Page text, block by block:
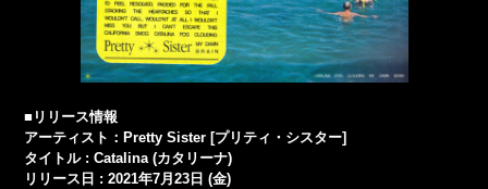
■リリース情報
アーティスト：Pretty Sister [プリティ・シスター]
タイトル : Catalina (カタリーナ)
リリース日 : 2021年7月23日 (金)